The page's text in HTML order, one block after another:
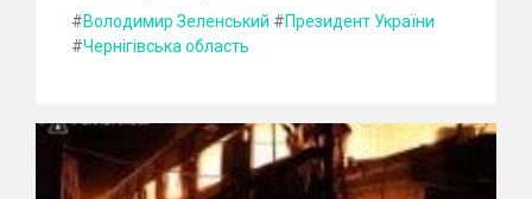
#Володимир Зеленський #Президент України
#Чернігівська область